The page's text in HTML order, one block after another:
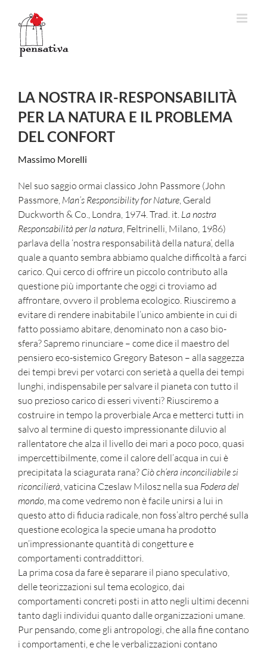
contenuto
LA NOSTRA IR-RESPONSABILITÀ
PER LA NATURA E IL PROBLEMA
DEL CONFORT
Massimo Morelli
Nel suo saggio ormai classico John Passmore (John
Passmore, Man’s Responsibility for Nature, Gerald
Duckworth & Co., Londra, 1974. Trad. it. La nostra
Responsabilità per la natura, Feltrinelli, Milano, 1986)
parlava della ‘nostra responsabilità della natura’, della
quale a quanto sembra abbiamo qualche difficoltà a farci
carico. Qui cerco di offrire un piccolo contributo alla
questione più importante che oggi ci troviamo ad
affrontare, ovvero il problema ecologico. Riusciremo a
evitare di rendere inabitabile l’unico ambiente in cui di
fatto possiamo abitare, denominato non a caso bio-
sfera? Sapremo rinunciare – come dice il maestro del
pensiero eco-sistemico Gregory Bateson – alla saggezza
dei tempi brevi per votarci con serietà a quella dei tempi
lunghi, indispensabile per salvare il pianeta con tutto il
suo prezioso carico di esseri viventi? Riusciremo a
costruire in tempo la proverbiale Arca e metterci tutti in
salvo al termine di questo impressionante diluvio al
rallentatore che alza il livello dei mari a poco poco, quasi
impercettibilmente, come il calore dell’acqua in cui è
precipitata la sciagurata rana? Ciò ch’era inconciliabile si
riconcilierà, vaticina Czeslaw Milosz nella sua Fodera del
mondo, ma come vedremo non è facile unirsi a lui in
questo atto di fiducia radicale, non foss’altro perché sulla
questione ecologica la specie umana ha prodotto
un’impressionante quantità di congetture e
comportamenti contraddittori.
La prima cosa da fare è separare il piano speculativo,
delle teorizzazioni sul tema ecologico, dai
comportamenti concreti posti in atto negli ultimi decenni
tanto dagli individui quanto dalle organizzazioni umane.
Pur pensando, come gli antropologi, che alla fine contano
i comportamenti, e che le verbalizzazioni contano